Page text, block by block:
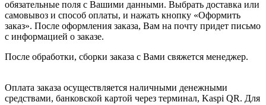
обязательные поля с Вашими данными. Выбрать доставка или
самовывоз и способ оплаты, и нажать кнопку «Оформить
заказ». После оформления заказа, Вам на почту придет письмо
с информацией о заказе.
После обработки, сборки заказа с Вами свяжется менеджер.
Оплата заказа осуществляется наличными денежными
средствами, банковской картой через терминал, Kaspi QR. Для